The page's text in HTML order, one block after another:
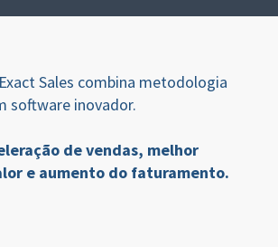
Sales combina metodologia
software inovador.
de vendas, melhor
e aumento do faturamento.